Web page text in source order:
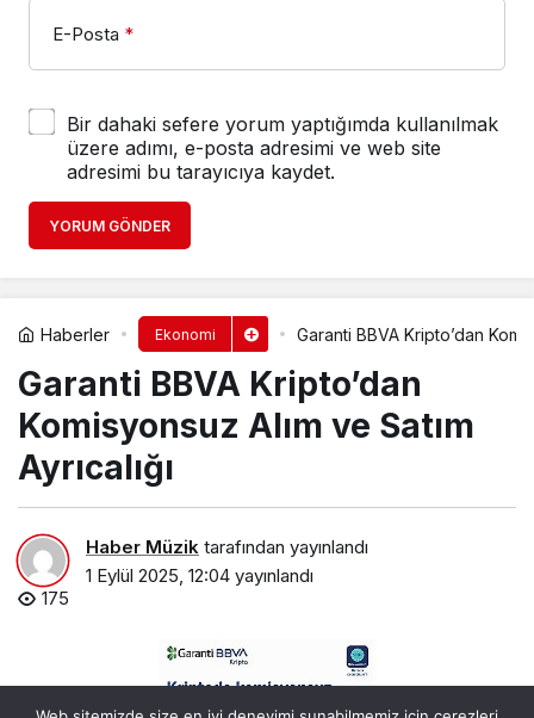
E-Posta *
Bir dahaki sefere yorum yaptığımda kullanılmak
üzere adımı, e-posta adresimi ve web site
adresimi bu tarayıcıya kaydet.
YORUM GÖNDER
Haberler Ekonomi Garanti BBVA Kripto’dan
Garanti BBVA Kripto’dan
Komisyonsuz Alım ve Satım
Ayrıcalığı
Haber Müzik tarafından yayınlandı
1 Eylül 2025, 12:04 yayınlandı
175